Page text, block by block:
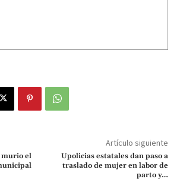
murio el
Artículo siguiente
Upolicias estatales dan paso a
traslado de mujer en labor de
parto y…